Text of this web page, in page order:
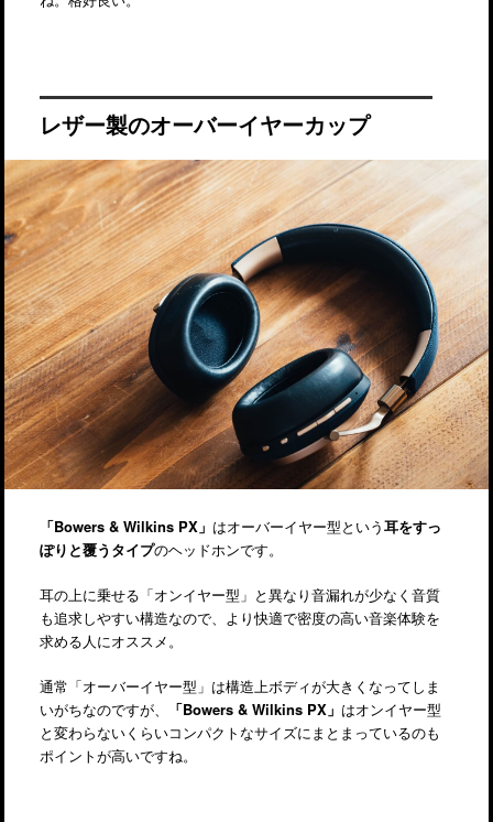
レザー製のオーバーイヤーカップ
「Bowers & Wilkins PX」 はオーバーイヤー型という耳をすっ
ぽりと覆うタイプのヘッドホンです。
耳の上に乗せる「オンイヤー型」と異なり音漏れが少なく音質
も追求しやすい構造なので、より快適で密度の高い音楽体験を
求める人にオススメ。
通常「オーバーイヤー型」は構造上ボディが大きくなってしま
いがちなのですが、
「Bowers & Wilkins PX」 はオンイヤー型
と変わらないくらいコンパクトなサイズにまとまっているのも
ポイントが高いですね。